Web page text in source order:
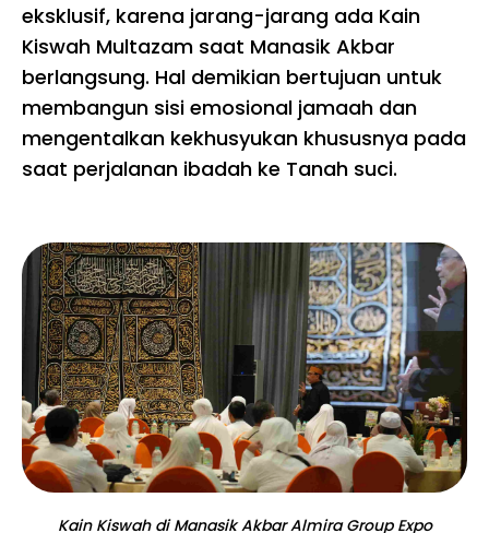
eksklusif, karena jarang-jarang ada Kain
Kiswah Multazam saat Manasik Akbar
berlangsung. Hal demikian bertujuan untuk
membangun sisi emosional jamaah dan
mengentalkan kekhusyukan khususnya pada
saat perjalanan ibadah ke Tanah suci.
Kain Kiswah di Manasik Akbar Almira Group Expo